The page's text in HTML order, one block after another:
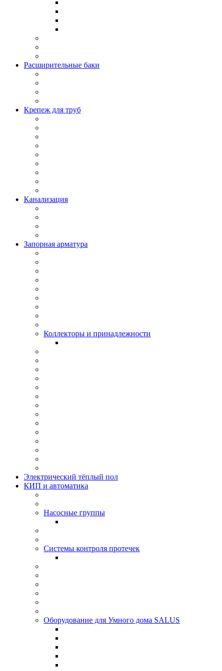
Расширительные баки
Крепеж для труб
Канализация
Запорная арматура
Коллекторы и принадлежности
Электрический тёплый пол
КИП и автоматика
Насосные группы
Системы контроля протeчек
Оборудование для Умного дома SALUS